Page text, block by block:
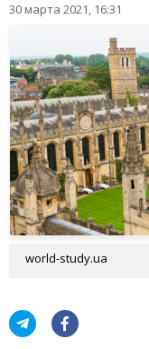
30 марта 2021, 16:31
world-study.ua